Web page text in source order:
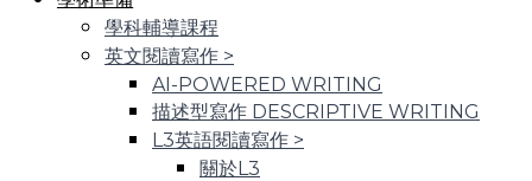
學科輔導課程
英文閱讀寫作 >
AI-POWERED WRITING
描述型寫作 DESCRIPTIVE WRITING
L3英語閱讀寫作 >
關於L3